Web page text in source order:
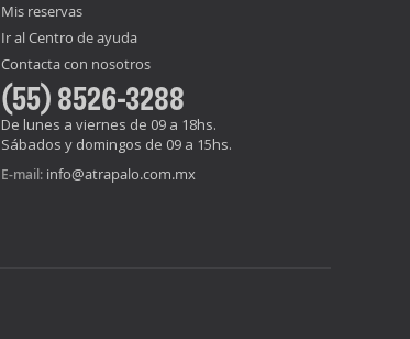
Mis reservas
Ir al Centro de ayuda
Contacta con nosotros
(55) 8526-3288
De lunes a viernes de 09 a 18hs.
Sábados y domingos de 09 a 15hs.
E-mail: info@atrapalo.com.mx